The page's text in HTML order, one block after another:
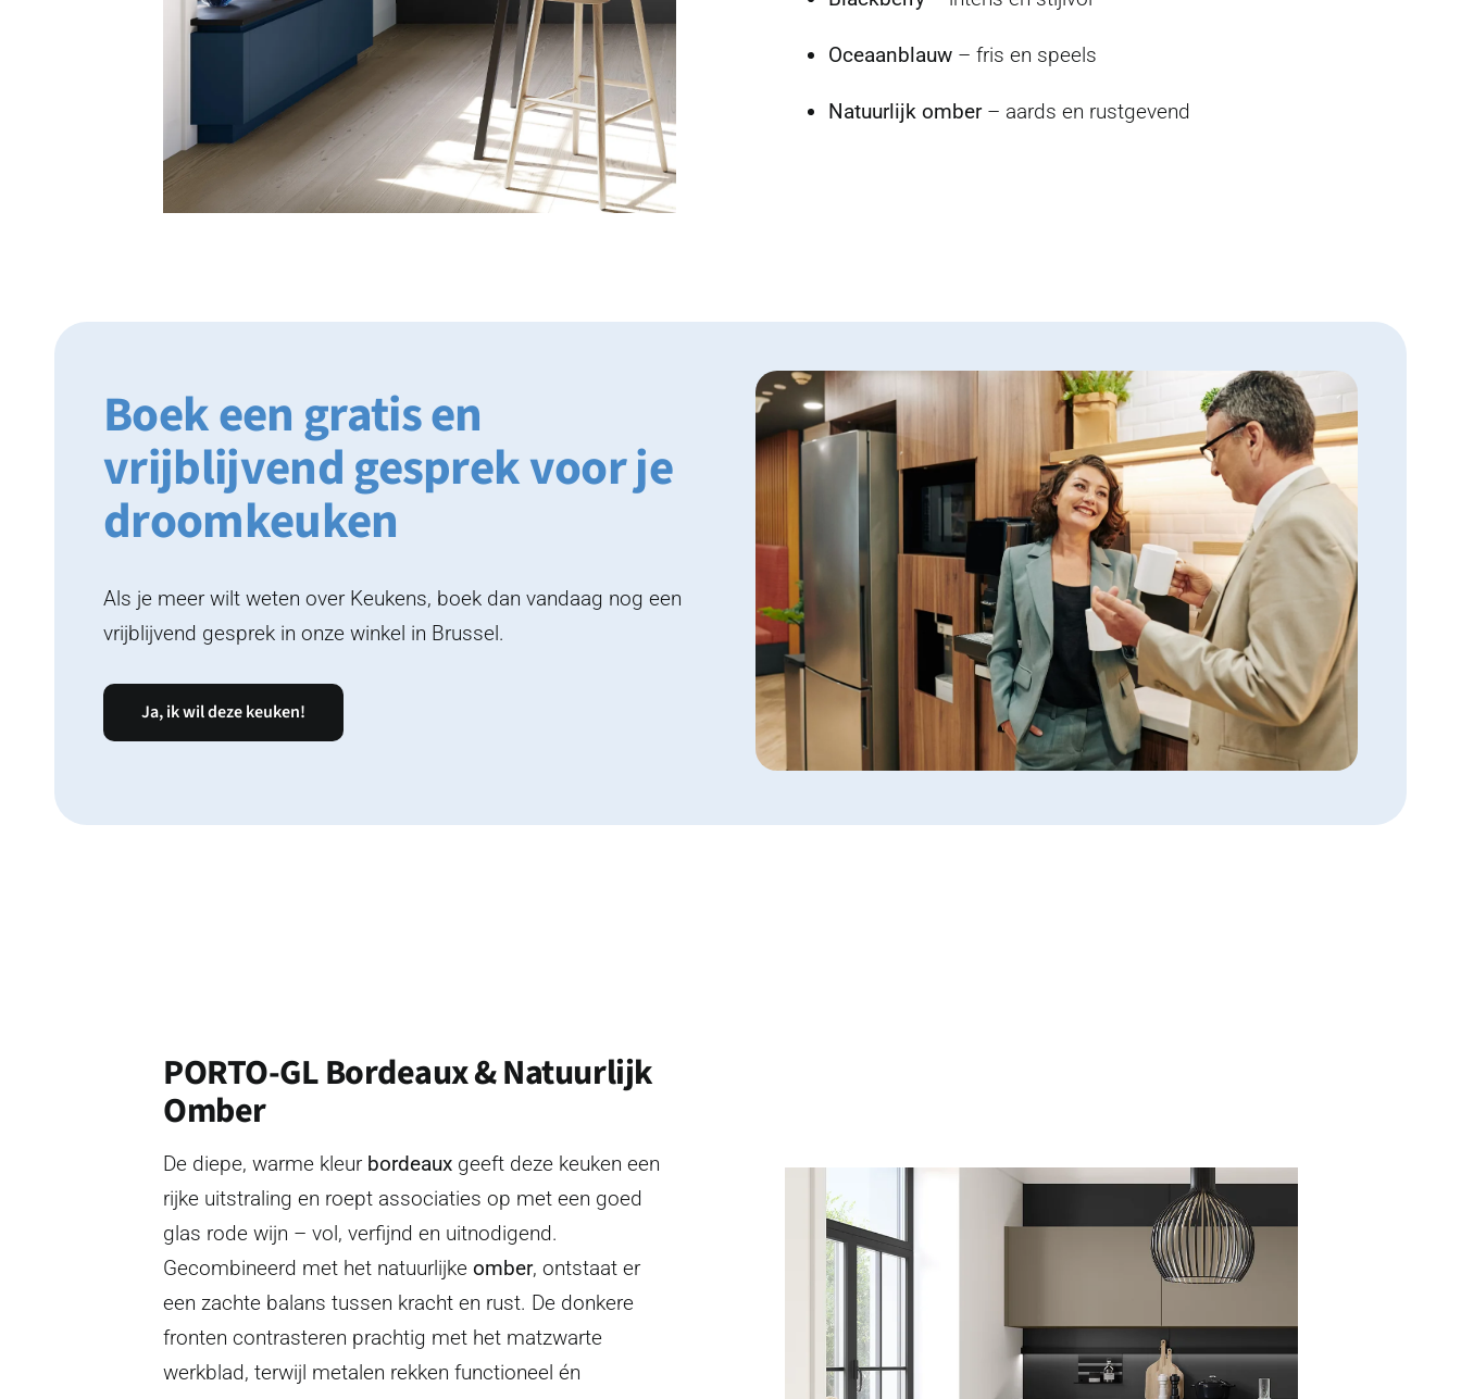
Oceaanblauw – fris en speels
Natuurlijk omber– aards en rustgevend
Boek een gratis en
vrijblijvend gesprek voor je
droomkeuken
Als je meer wilt weten over Keukens, boek dan vandaag nog een
vrijblijvend gesprek in onze winkel in Brussel.
Ja, ik wil deze keuken!
PORTO-GL Bordeaux & Natuurlijk
Omber
De diepe, warme kleur bordeaux geeft deze keuken een
rijke uitstraling en roept associaties op met een goed
glas rode wijn – vol, verfijnd en uitnodigend.
Gecombineerd met het natuurlijke omber, ontstaat er
een zachte balans tussen kracht en rust. De donkere
fronten contrasteren prachtig met het matzwarte
werkblad, terwijl metalen rekken functioneel én